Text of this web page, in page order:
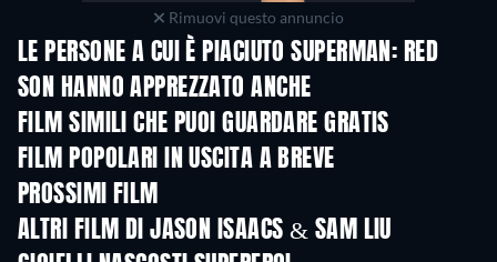
Rimuovi questo annuncio
LE PERSONE A CUI È PIACIUTO SUPERMAN: RED
SON HANNO APPREZZATO ANCHE
FILM SIMILI CHE PUOI GUARDARE GRATIS
FILM POPOLARI IN USCITA A BREVE
PROSSIMI FILM
ALTRI FILM DI JASON ISAACS & SAM LIU